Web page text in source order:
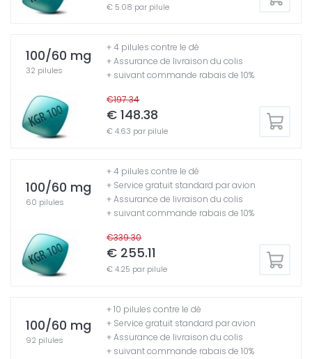
€ 5.08 par pilule
100/60 mg
32 pilules
€197.34
€ 148.38
€ 4.63 par pilule
+ 4 pilules contre le dé
+ Assurance de livraison du colis
+ suivant commande rabais de 10%
100/60 mg
60 pilules
€339.30
€ 255.11
€ 4.25 par pilule
+ 4 pilules contre le dé
+ Service gratuit standard par avion
+ Assurance de livraison du colis
+ suivant commande rabais de 10%
100/60 mg
92 pilules
+ 10 pilules contre le dé
+ Service gratuit standard par avion
+ Assurance de livraison du colis
+ suivant commande rabais de 10%